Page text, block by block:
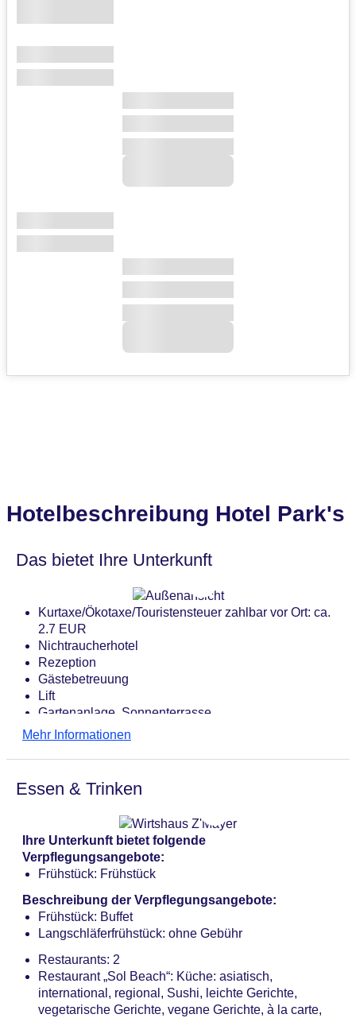
Hotelbeschreibung Hotel Park's
Das bietet Ihre Unterkunft
Kurtaxe/Ökotaxe/Touristensteuer zahlbar vor Ort: ca.
2.7 EUR
Nichtraucherhotel
Rezeption
Gästebetreuung
Lift
Gartenanlage, Sonnenterrasse
Pool: ohne Gebühr, Indoor, Süßwasser, Liegestühle:
Badetücher: ohne Gebühr
Internet: WLAN/WiFi, im gesamten Hotel (Anlage):
ohne Gebühr
Zahlungsarten: TUI Card / VISA, MasterCard, EC
Haustier: Hund erlaubt: pro Tag ca. 30 EUR,
Reservierung notwendig
Parkmöglichkeiten: Parkplatz (nach Verfügbarkeit),
unbewacht: ohne Gebühr
Tagungseinrichtungen: Konferenzräume: 2,
Tageslicht, Tagungsequipment: gegen Gebühr,
Gebäudeanzahl: 2, Etagen: 4, Zimmer: 88,
Nebengebäude: 1, Etagen Nebengebäude: 2
Landeskategorie: keine Sterneklassifizierung
Mehr Informationen
Essen & Trinken
Ihre Unterkunft bietet folgende
Verpflegungsangebote:
Frühstück: Frühstück
Beschreibung der Verpflegungsangebote:
Frühstück: Buffet
Langschläferfrühstück: ohne Gebühr
Restaurants: 2
Restaurant „Sol Beach“: Küche: asiatisch,
international, regional, Sushi, leichte Gerichte,
vegetarische Gerichte, vegane Gerichte, à la carte,